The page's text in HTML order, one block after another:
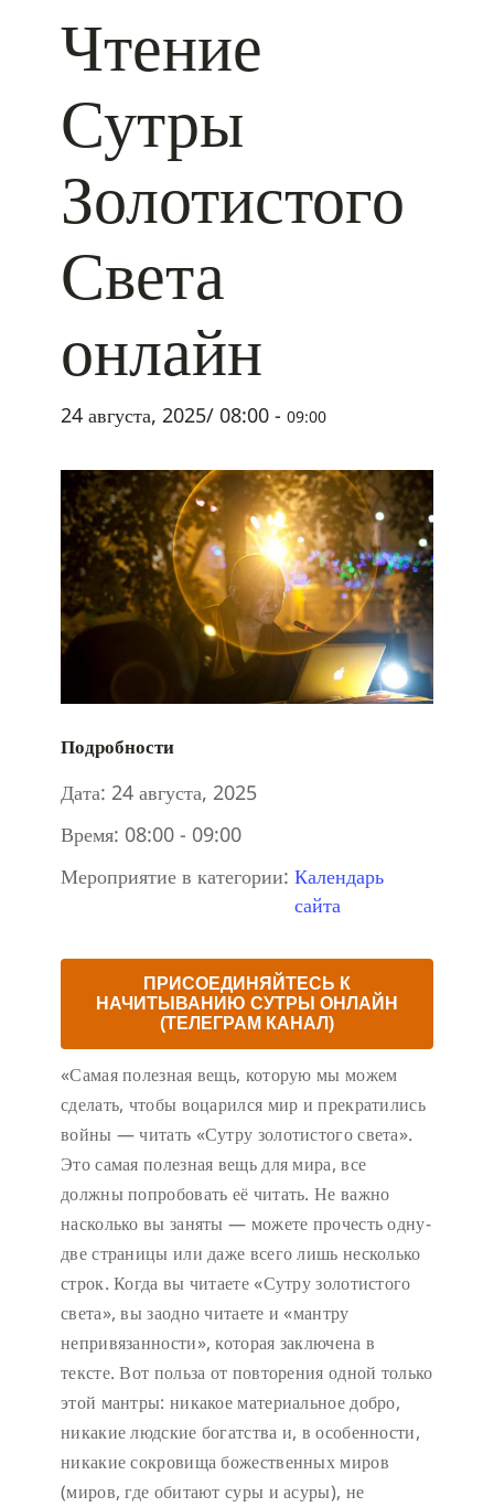
Чтение
Сутры
Золотистого
Света
онлайн
24 августа, 2025/ 08:00 - 09:00
Подробности
Дата: 24 августа, 2025
Время: 08:00 - 09:00
Мероприятие в категории: Календарь
сайта
ПРИСОЕДИНЯЙТЕСЬ К
НАЧИТЫВАНИЮ СУТРЫ ОНЛАЙН
(ТЕЛЕГРАМ КАНАЛ)
«Самая полезная вещь, которую мы можем
сделать, чтобы воцарился мир и прекратились
войны — читать «Сутру золотистого света».
Это самая полезная вещь для мира, все
должны попробовать её читать. Не важно
насколько вы заняты — можете прочесть одну-
две страницы или даже всего лишь несколько
строк. Когда вы читаете «Сутру золотистого
света», вы заодно читаете и «мантру
непривязанности», которая заключена в
тексте. Вот польза от повторения одной только
этой мантры: никакое материальное добро,
никакие людские богатства и, в особенности,
никакие сокровища божественных миров
(миров, где обитают суры и асуры), не